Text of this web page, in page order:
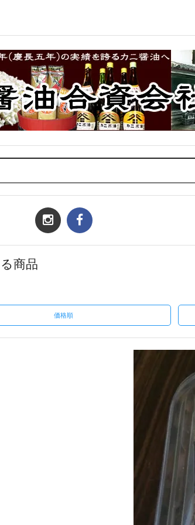
商品
価格順